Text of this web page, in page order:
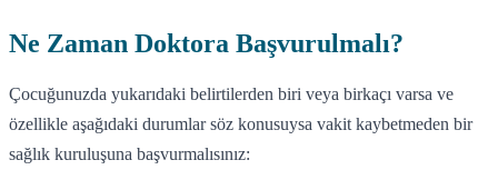
Ne Zaman Doktora Başvurulmalı?
Çocuğunuzda yukarıdaki belirtilerden biri veya birkaçı varsa ve
özellikle aşağıdaki durumlar söz konusuysa vakit kaybetmeden bir
sağlık kuruluşuna başvurmalısınız: